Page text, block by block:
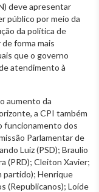
deve apresentar
público por meio da
da política de
forma mais
que o governo
atendimento à
aumento da
a CPI também
funcionamento dos
Parlamentar de
Luiz (PSD); Braulio
(PRD); Cleiton Xavier;
partido); Henrique
(Republicanos); Loíde